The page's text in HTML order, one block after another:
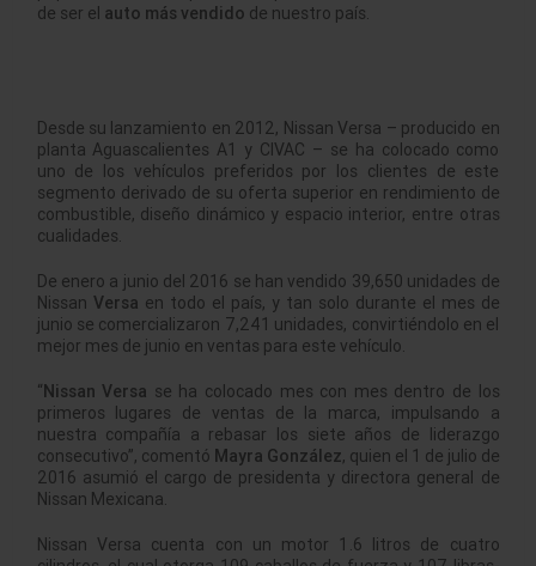
de ser el auto más vendido de nuestro país.
Desde su lanzamiento en 2012, Nissan Versa – producido en
planta Aguascalientes A1 y CIVAC – se ha colocado como
uno de los vehículos preferidos por los clientes de este
segmento derivado de su oferta superior en rendimiento de
combustible, diseño dinámico y espacio interior, entre otras
cualidades.
De enero a junio del 2016 se han vendido 39,650 unidades de
Nissan Versa en todo el país, y tan solo durante el mes de
junio se comercializaron 7,241 unidades, convirtiéndolo en el
mejor mes de junio en ventas para este vehículo.
“Nissan Versa se ha colocado mes con mes dentro de los
primeros lugares de ventas de la marca, impulsando a
nuestra compañía a rebasar los siete años de liderazgo
consecutivo”, comentó Mayra González, quien el 1 de julio de
2016 asumió el cargo de presidenta y directora general de
Nissan Mexicana.
Nissan Versa cuenta con un motor 1.6 litros de cuatro